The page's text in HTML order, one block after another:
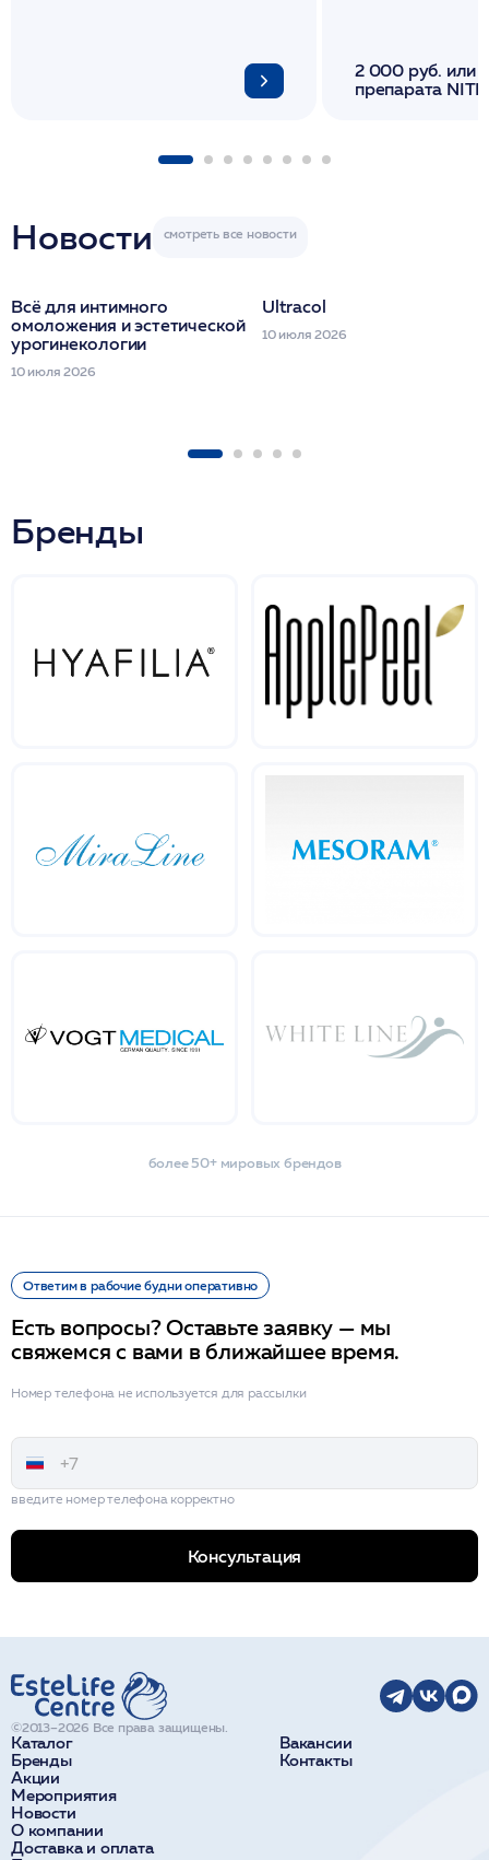
2 000 руб. или
препарата
Новости
Всё для интимного
омоложения и эстетической
урогинекологии
10 июля 2026
Ultracol
10 июля 2026
Бренды
более 50+ мировых брендов
Ответим в рабочие будни оперативно
Есть вопросы? Оставьте заявку — мы
свяжемся с вами в ближайшее время.
Номер телефона не используется для рассылки
введите номер телефона корректно
Консультация
Каталог
Бренды
Акции
Мероприятия
Новости
О компании
Доставка и оплата
Вакансии
Контакты
©2013–2026 Все права защищены.